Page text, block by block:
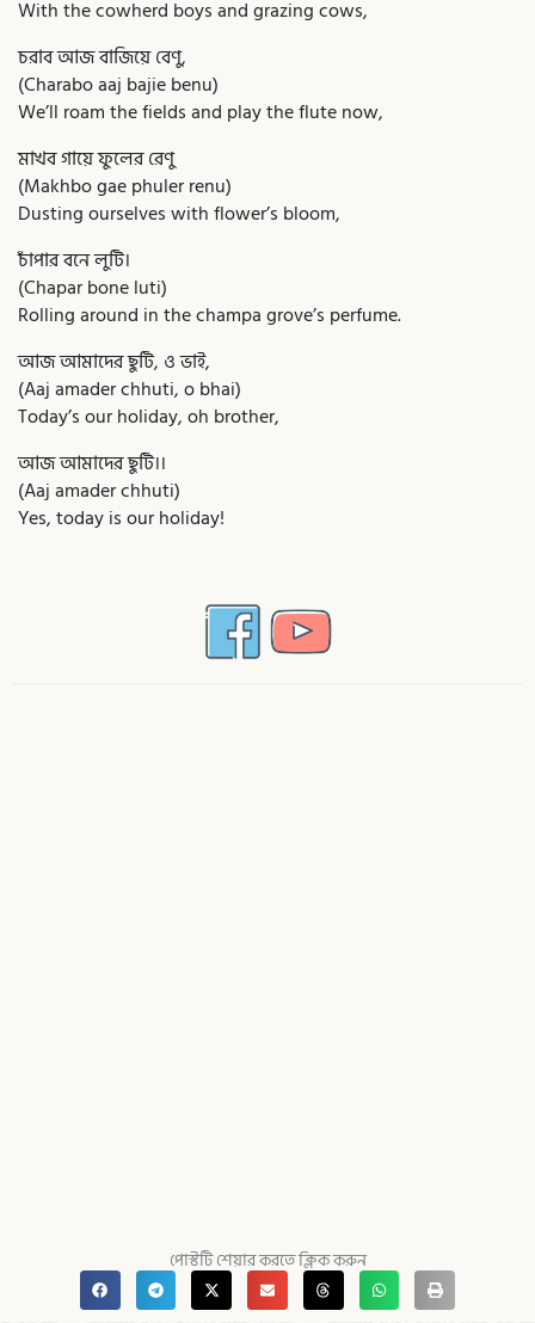
With the cowherd boys and grazing cows,
চরাব আজ বাজিয়ে বেণু,
(Charabo aaj bajie benu)
We’ll roam the fields and play the flute now,
মাখব গায়ে ফুলের রেণু
(Makhbo gae phuler renu)
Dusting ourselves with flower’s bloom,
চাঁপার বনে লুটি।
(Chapar bone luti)
Rolling around in the champa grove’s perfume.
আজ আমাদের ছুটি, ও ভাই,
(Aaj amader chhuti, o bhai)
Today’s our holiday, oh brother,
আজ আমাদের ছুটি।।
(Aaj amader chhuti)
Yes, today is our holiday!
পোস্টটি শেয়ার করতে ক্লিক করুন